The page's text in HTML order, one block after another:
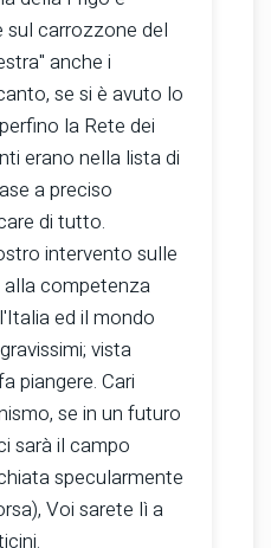
sul carrozzone del
anche i
se si è avuto lo
la Rete dei
erano nella lista di
a preciso
di tutto.
intervento sulle
competenza
ed il mondo
vista
piangere. Cari
se in un futuro
sarà il campo
specularmente
Voi sarete lì a